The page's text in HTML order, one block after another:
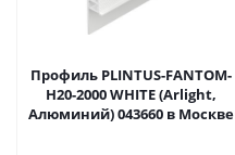
Профиль PLINTUS-FANTOM-
H20-2000 WHITE (Arlight,
Алюминий) 043660 в Москве